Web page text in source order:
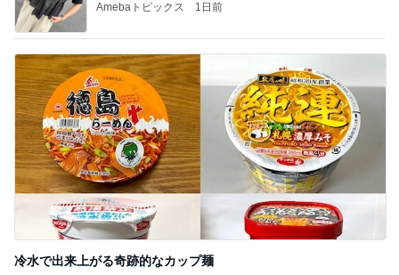
Amebaトピックス 1日前
冷水で出来上がる奇跡的なカップ麺